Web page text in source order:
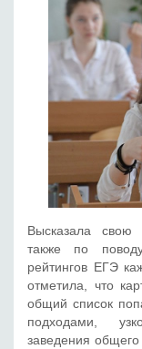
Высказала свою
также по
рейтингов ЕГЭ
отметила, что
общий список
подходами,
заведения общего